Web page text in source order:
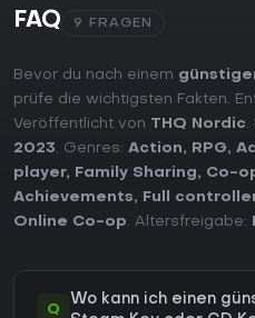
FAQ 9 FRAGEN
Bevor du nach einem
prüfe die wichtigsten Fakten.
Veröffentlicht von THQ Nordic.
2023. Genres: Action, RPG,
player, Family Sharing, Co-
Achievements, Full
Online Co-op. Altersfreigabe:
Q
Wo kann ich einen